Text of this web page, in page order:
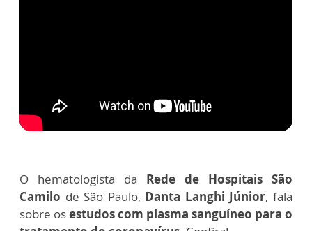
O hematologista da Rede de Hospitais São
Camilo de São Paulo, Danta Langhi Júnior, fala
sobre osestudos com plasma sanguíneo para o